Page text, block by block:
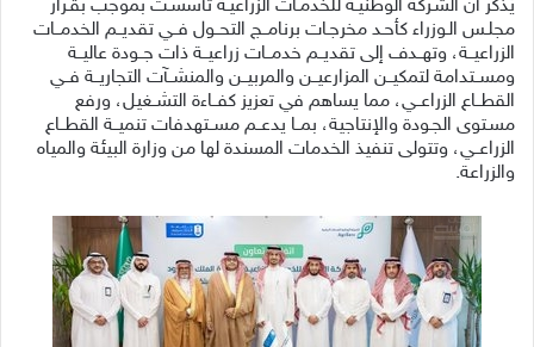
يُذكر أن الشـركة الوطنيـة للخدمـات الزراعيـة تأسسـت بموجب بقـرار
مجلـس الـوزراء كأحـد مخرجـات برنامــج التحــول فــي تقديــم الخدمــات
الزراعيــة، وتهــدف إلى تقديــم خدمــات زراعيــة ذات جــودة عاليــة
ومســتدامة لتمكيــن المزارعيــن والمربيــن والمنشــآت التجاريــة فــي
القطــاع الزراعــي، مما يساهم في تعزيز كفــاءة التشــغيل، ورفع
مسـتوى الجـودة والإنتاجية، بمــا يدعــم مســتهدفات تنميــة القطــاع
الزراعــي، وتتولى تنفيذ الخدمات المسندة لها من وزارة البيئة والمياه
والزراعة.